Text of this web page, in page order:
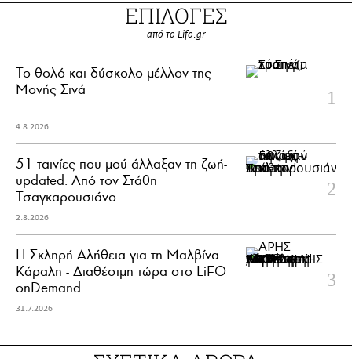
ΕΠΙΛΟΓΕΣ
από το Lifo.gr
Το θολό και δύσκολο μέλλον της
Μονής Σινά
4.8.2026
51 ταινίες που μού άλλαξαν τη ζωή-
updated. Aπό τον Στάθη
Τσαγκαρουσιάνο
2.8.2026
Η Σκληρή Αλήθεια για τη Μαλβίνα
Κάραλη - Διαθέσιμη τώρα στo LiFO
onDemand
31.7.2026